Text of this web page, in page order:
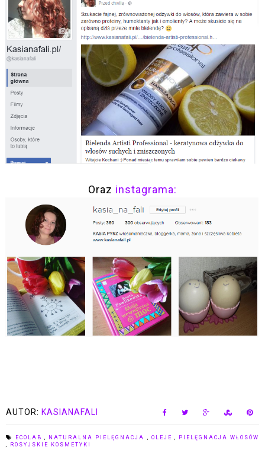
Oraz instagrama:
AUTOR: KASIANAFALI
ECOLAB NATURALNA PIELĘGNACJA OLEJE
PIELĘGNACJA WŁOSÓW
ROSYJSKIE KOSMETYKI